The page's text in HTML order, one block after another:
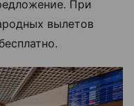
При
вылетов